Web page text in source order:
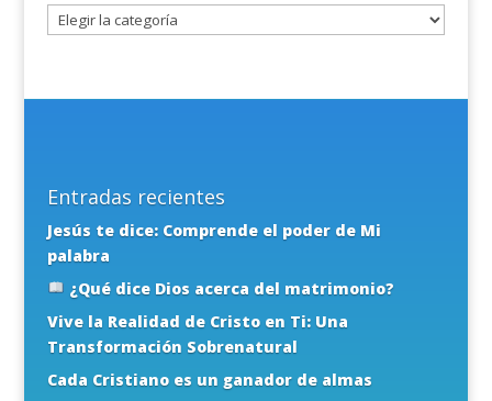
Entradas recientes
Jesús te dice: Comprende el poder de Mi
palabra
¿Qué dice Dios acerca del matrimonio?
Vive la Realidad de Cristo en Ti: Una
Transformación Sobrenatural
Cada Cristiano es un ganador de almas